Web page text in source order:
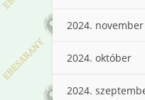
2024. november
2024. október
2024.